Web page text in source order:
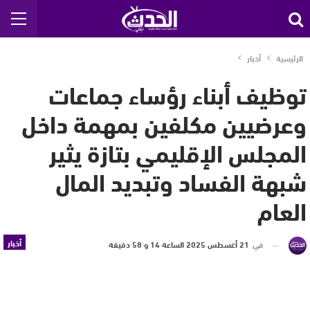
الرئيسية أخبار
توظيف أبناء رؤساء جماعات
وعرضيين مكلفين بمهمة داخل
المجلس الإقليمي بتازة يثير
شبهة الفساد وتبديد المال
العام
أخبار في 21 أغسطس 2025 الساعة 14 و 58 دقيقة